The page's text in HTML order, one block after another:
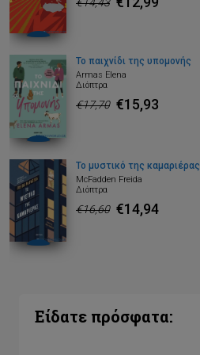
Το παιχνίδι της υπομονής
Armas Elena
Διόπτρα
€17,70 €15,93
Το μυστικό της καμαριέρας
McFadden Freida
Διόπτρα
€16,60 €14,94
Είδατε πρόσφατα: